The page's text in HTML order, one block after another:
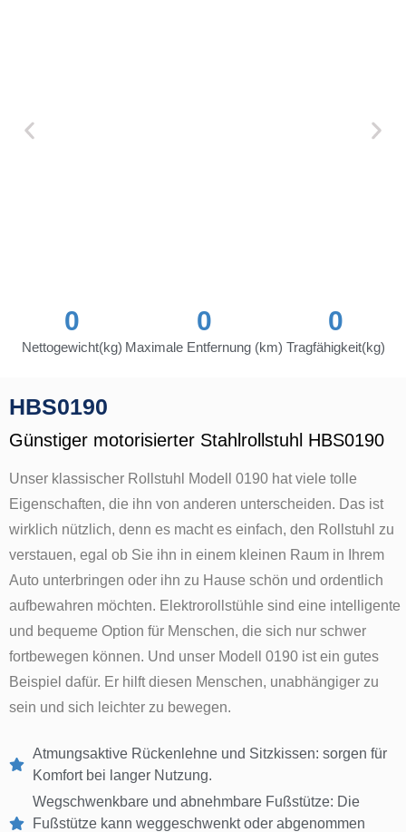
Nettogewicht(kg)
0
Maximale Entfernung (km)
0
Tragfähigkeit(kg)
0
HBS0190
Günstiger motorisierter Stahlrollstuhl HBS0190
Unser klassischer Rollstuhl Modell 0190 hat viele tolle
Eigenschaften, die ihn von anderen unterscheiden. Das ist
wirklich nützlich, denn es macht es einfach, den Rollstuhl zu
verstauen, egal ob Sie ihn in einem kleinen Raum in Ihrem
Auto unterbringen oder ihn zu Hause schön und ordentlich
aufbewahren möchten. Elektrorollstühle sind eine intelligente
und bequeme Option für Menschen, die sich nur schwer
fortbewegen können. Und unser Modell 0190 ist ein gutes
Beispiel dafür. Er hilft diesen Menschen, unabhängiger zu
sein und sich leichter zu bewegen.
Atmungsaktive Rückenlehne und Sitzkissen: sorgen für
Komfort bei langer Nutzung.
Wegschwenkbare und abnehmbare Fußstütze: Die
Fußstütze kann weggeschwenkt oder abgenommen